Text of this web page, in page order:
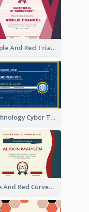
Purple And Red Triangles Achievement Certificate
Technology Cyber Theme School Certificate Design
Blue And Red Curves Shape Award Certificate